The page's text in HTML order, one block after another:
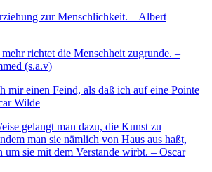
zur Menschlichkeit. – Albert
richtet die Menschheit zugrunde. –
(s.a.v)
mir einen Feind, als daß ich auf eine Pointe
Wilde
gelangt man dazu, die Kunst zu
man sie nämlich von Haus aus haßt,
um sie mit dem Verstande wirbt. – Oscar